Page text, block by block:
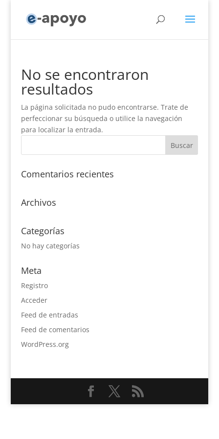
No se encontraron
resultados
La página solicitada no pudo encontrarse. Trate de
perfeccionar su búsqueda o utilice la navegación
para localizar la entrada.
Comentarios recientes
Archivos
Categorías
No hay categorías
Meta
Registro
Acceder
Feed de entradas
Feed de comentarios
WordPress.org